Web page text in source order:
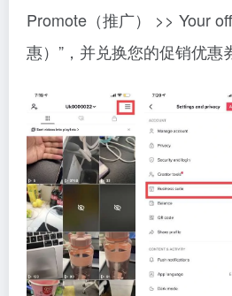
Promote（推广） >> Your
惠）”，并兑换您的促销优惠